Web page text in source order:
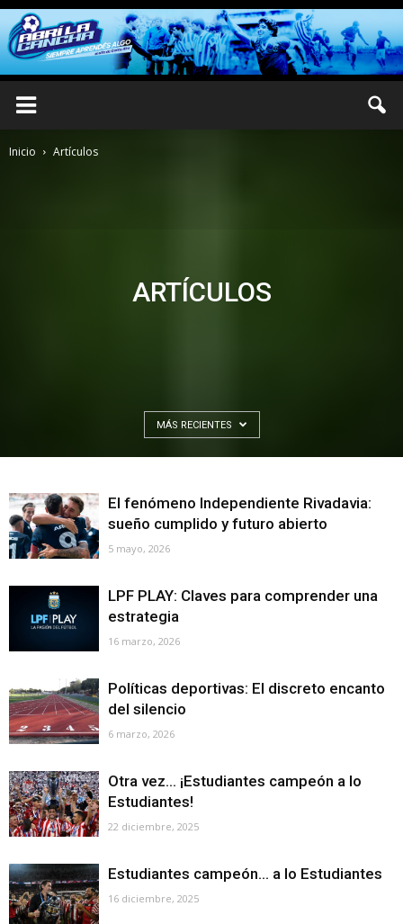
Inicio Artículos
ARTÍCULOS
MÁS RECIENTES
El fenómeno Independiente Rivadavia:
sueño cumplido y futuro abierto
5 mayo, 2026
LPF PLAY: Claves para comprender una
estrategia
16 marzo, 2026
Políticas deportivas: El discreto encanto
del silencio
6 marzo, 2026
Otra vez… ¡Estudiantes campeón a lo
Estudiantes!
22 diciembre, 2025
Estudiantes campeón… a lo Estudiantes
16 diciembre, 2025